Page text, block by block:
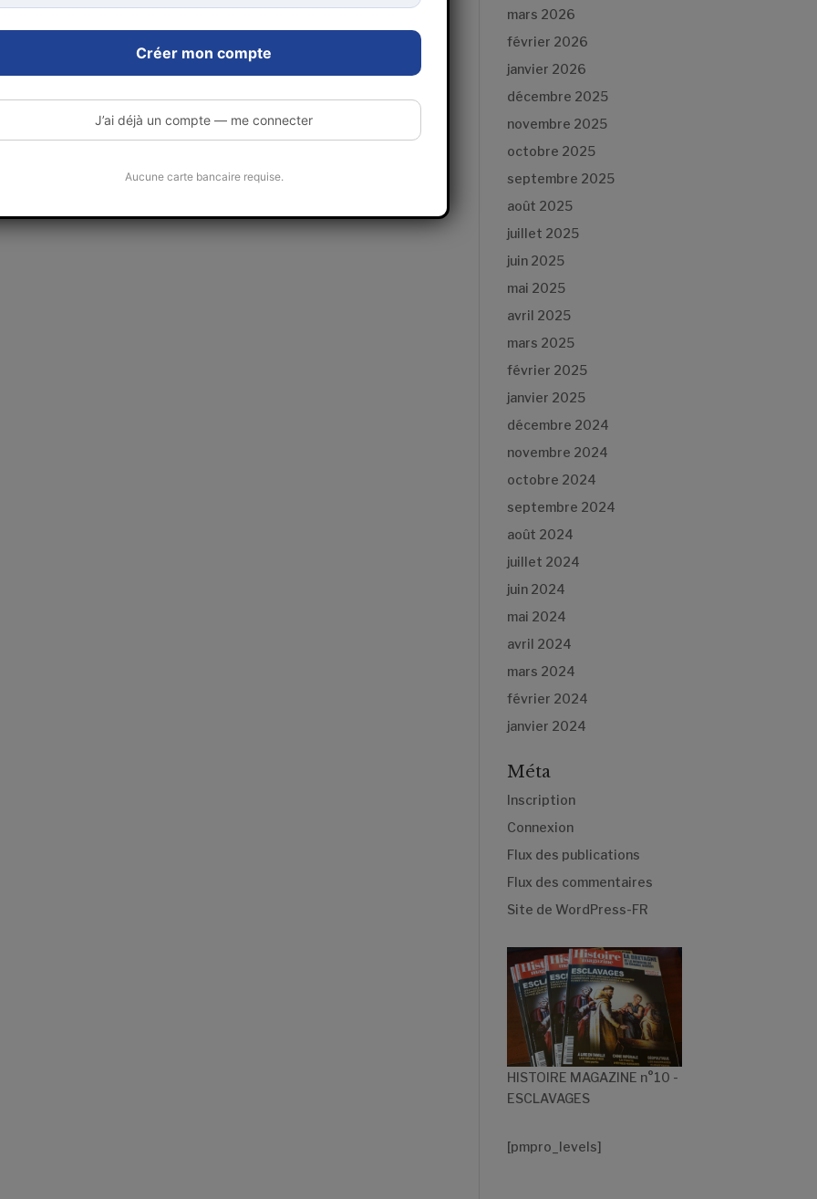
mars 2026
février 2026
janvier 2026
décembre 2025
novembre 2025
octobre 2025
septembre 2025
août 2025
juillet 2025
juin 2025
mai 2025
avril 2025
mars 2025
février 2025
janvier 2025
décembre 2024
novembre 2024
octobre 2024
septembre 2024
août 2024
juillet 2024
juin 2024
mai 2024
avril 2024
mars 2024
février 2024
janvier 2024
Méta
Inscription
Connexion
Flux des publications
Flux des commentaires
Site de WordPress-FR
HISTOIRE MAGAZINE n°10 -
ESCLAVAGES
[pmpro_levels]
Créer mon compte
J’ai déjà un compte — me connecter
Aucune carte bancaire requise.